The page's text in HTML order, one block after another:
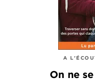
A
On ne